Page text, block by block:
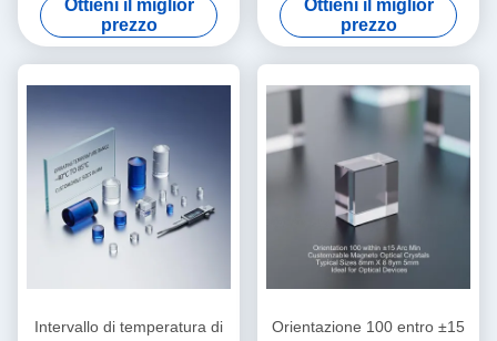
Ottieni il miglior
prezzo
‰ 1100 nm
Ottieni il miglior
prezzo
Intervallo di temperatura di
Orientazione 100 entro ±15